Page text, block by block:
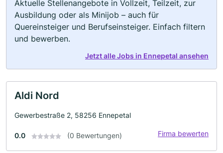
Aktuelle Stellenangebote in Vollzeit, Teilzeit, zur
Ausbildung oder als Minijob – auch für
Quereinsteiger und Berufseinsteiger. Einfach filtern
und bewerben.
Jetzt alle Jobs in Ennepetal ansehen
Aldi Nord
Gewerbestraße 2, 58256 Ennepetal
0.0 (0 Bewertungen) Firma bewerten